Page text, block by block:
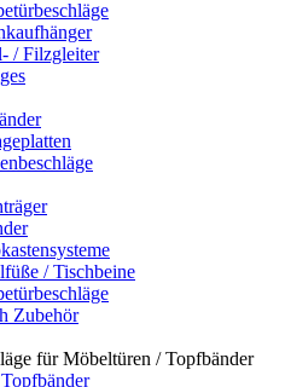
/ Filzgleiter
/ Tischbeine
Zubehör
für Möbeltüren / Topfbänder
Topfbänder